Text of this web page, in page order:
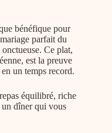
bénéfique pour
parfait du
Ce plat,
est la preuve
un temps record.
équilibré, riche
un dîner qui vous